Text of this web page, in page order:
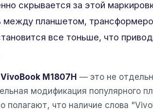
скрывается за этой
между планшетом,
все тоньше, что
VivoBook M1807H — это не
модификация популярного
полагают, что наличие слова